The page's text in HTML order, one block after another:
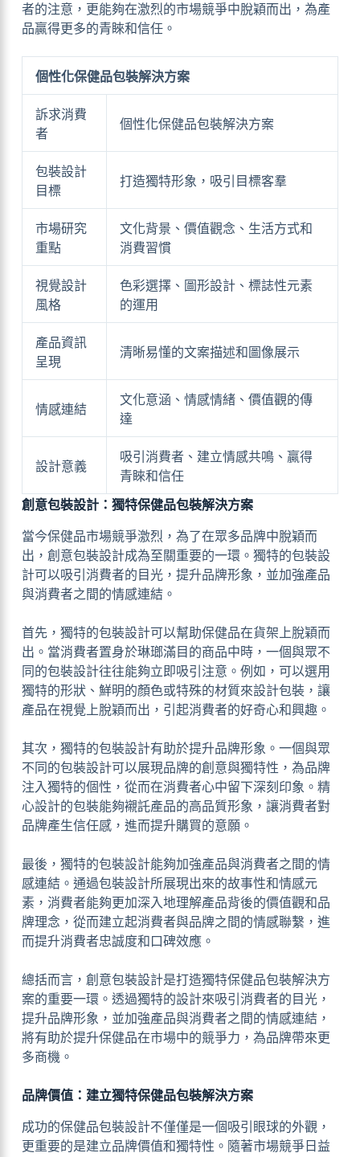
者的注意，更能夠在激烈的市場競爭中脫穎而出，為產
品贏得更多的青睞和信任。
個性化保健品包裝解決方案
訴求消費
者
個性化保健品包裝解決方案
包裝設計
目標
打造獨特形象，吸引目標客羣
市場研究
重點
文化背景、價值觀念、生活方式和
消費習慣
視覺設計
風格
色彩選擇、圖形設計、標誌性元素
的運用
產品資訊
呈現
清晰易懂的文案描述和圖像展示
情感連結
文化意涵、情感情緒、價值觀的傳
達
設計意義
吸引消費者、建立情感共鳴、贏得
青睞和信任
創意包裝設計：獨特保健品包裝解決方案
當今保健品市場競爭激烈，為了在眾多品牌中脫穎而
出，創意包裝設計成為至關重要的一環。獨特的包裝設
計可以吸引消費者的目光，提升品牌形象，並加強產品
與消費者之間的情感連結。
首先，獨特的包裝設計可以幫助保健品在貨架上脫穎而
出。當消費者置身於琳瑯滿目的商品中時，一個與眾不
同的包裝設計往往能夠立即吸引注意。例如，可以選用
獨特的形狀、鮮明的顏色或特殊的材質來設計包裝，讓
產品在視覺上脫穎而出，引起消費者的好奇心和興趣。
其次，獨特的包裝設計有助於提升品牌形象。一個與眾
不同的包裝設計可以展現品牌的創意與獨特性，為品牌
注入獨特的個性，從而在消費者心中留下深刻印象。精
心設計的包裝能夠襯託產品的高品質形象，讓消費者對
品牌產生信任感，進而提升購買的意願。
最後，獨特的包裝設計能夠加強產品與消費者之間的情
感連結。通過包裝設計所展現出來的故事性和情感元
素，消費者能夠更加深入地理解產品背後的價值觀和品
牌理念，從而建立起消費者與品牌之間的情感聯繫，進
而提升消費者忠誠度和口碑效應。
總括而言，創意包裝設計是打造獨特保健品包裝解決方
案的重要一環。透過獨特的設計來吸引消費者的目光，
提升品牌形象，並加強產品與消費者之間的情感連結，
將有助於提升保健品在市場中的競爭力，為品牌帶來更
多商機。
品牌價值：建立獨特保健品包裝解決方案
成功的保健品包裝設計不僅僅是一個吸引眼球的外觀，
更重要的是建立品牌價值和獨特性。隨著市場競爭日益